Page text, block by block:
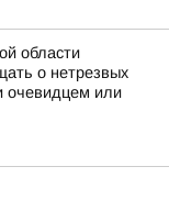
области
о нетрезвых
очевидцем или